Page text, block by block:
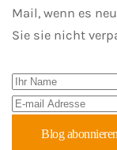
Mail, wenn es
Sie sie nicht
Ihr Name
E-mail Adresse
Blog abonnieren